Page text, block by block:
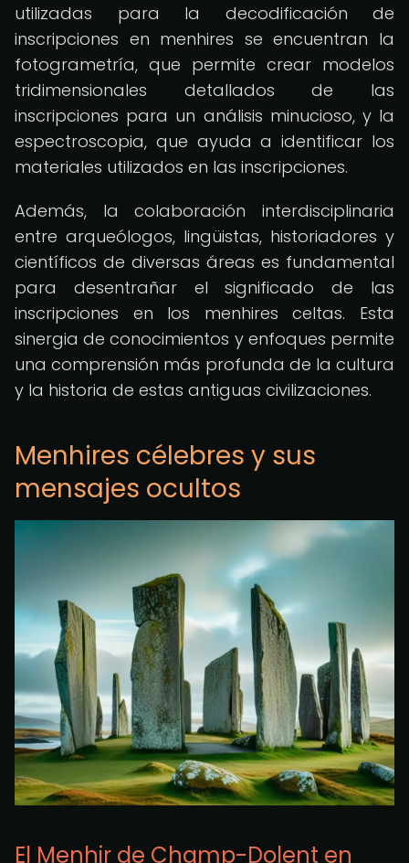
utilizadas para la decodificación de
inscripciones en menhires se encuentran la
fotogrametría, que permite crear modelos
tridimensionales detallados de las
inscripciones para un análisis minucioso, y la
espectroscopia, que ayuda a identificar los
materiales utilizados en las inscripciones.
Además, la colaboración interdisciplinaria
entre arqueólogos, lingüistas, historiadores y
científicos de diversas áreas es fundamental
para desentrañar el significado de las
inscripciones en los menhires celtas. Esta
sinergia de conocimientos y enfoques permite
una comprensión más profunda de la cultura
y la historia de estas antiguas civilizaciones.
Menhires célebres y sus
mensajes ocultos
El Menhir de Champ-Dolent en